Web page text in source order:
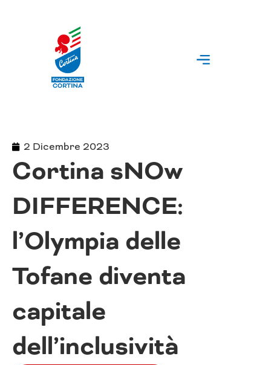
2 Dicembre 2023
Cortina sNOw
DIFFERENCE:
l’Olympia delle
Tofane diventa
capitale
dell’inclusività